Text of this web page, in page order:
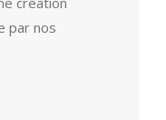
par nos